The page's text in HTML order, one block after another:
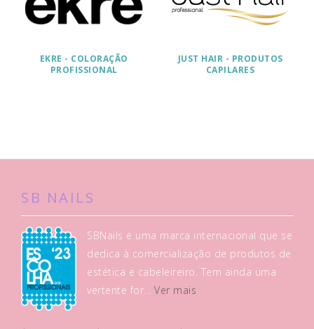
EKRE - COLORAÇÃO
PROFISSIONAL
JUST HAIR - PRODUTOS
CAPILARES
SB NAILS
SBNails é uma marca internacional que se
dedica à comercialização de produtos de
estética e cabeleireiro. Tem ainda uma
vertente for...Ver mais